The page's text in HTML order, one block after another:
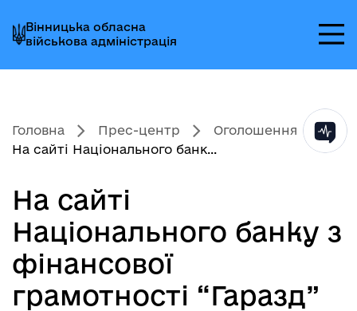
до
головного
меню
до
головного
вмісту
до
головного
колонтитула
Вінницька обласна
військова адміністрація
Головна Прес-центр
Оголошення
На сайті Національного банк...
На сайті
Національного банку з
фінансової
грамотності “Гаразд”